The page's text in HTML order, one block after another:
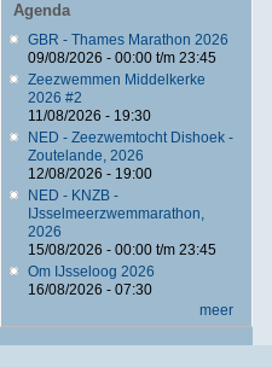
Agenda
GBR - Thames Marathon 2026
09/08/2026 - 00:00t/m 23:45
Zeezwemmen Middelkerke
2026 #2
11/08/2026 - 19:30
NED - Zeezwemtocht Dishoek -
Zoutelande, 2026
12/08/2026 - 19:00
NED - KNZB -
IJsselmeerzwemmarathon,
2026
15/08/2026 - 00:00t/m 23:45
Om IJsseloog 2026
16/08/2026 - 07:30
meer